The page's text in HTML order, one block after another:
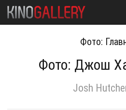
Фото:
Фото: Джош
Josh